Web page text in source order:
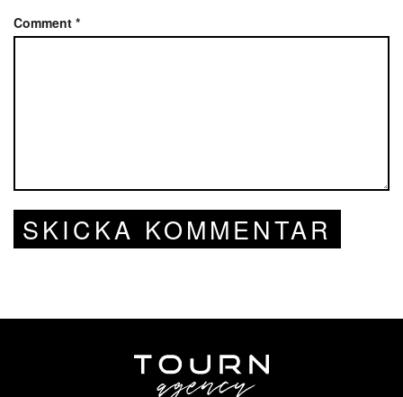
Comment *
SKICKA KOMMENTAR